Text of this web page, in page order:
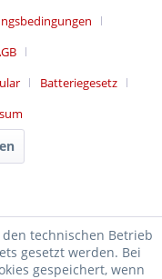
Batteriegesetz
technischen Betrieb
gesetzt werden. Bei
gespeichert, wenn